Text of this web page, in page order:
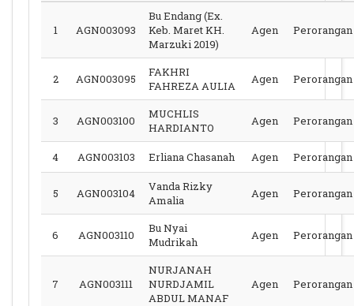
1 AGN003093
Bu Endang (Ex.
Keb. Maret KH.
Marzuki 2019)
Agen Perorangan
2 AGN003095
FAKHRI
FAHREZA AULIA
Agen Perorangan
3 AGN003100
MUCHLIS
HARDIANTO
Agen Perorangan
4 AGN003103 Erliana Chasanah Agen Perorangan
5 AGN003104
Vanda Rizky
Amalia
Agen Perorangan
6 AGN003110
Bu Nyai
Mudrikah
Agen Perorangan
7 AGN003111
NURJANAH
NURDJAMIL
ABDUL MANAF
Agen Perorangan